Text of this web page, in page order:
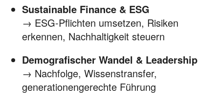
Sustainable Finance & ESG
→ ESG-Pflichten umsetzen, Risiken
erkennen, Nachhaltigkeit steuern
Demografischer Wandel & Leadership
→ Nachfolge, Wissenstransfer,
generationengerechte Führung